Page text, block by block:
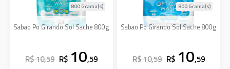
Sabao Po Girando Sol Sache 800g
800 Grama(s)
R$ 10,59 R$ 10,59
Sabao Po Girando Sol Sache 800g
800 Grama(s)
R$ 10,59 R$ 10,59